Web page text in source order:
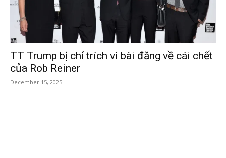
TT Trump bị chỉ trích vì bài đăng về cái chết
của Rob Reiner
December 15, 2025